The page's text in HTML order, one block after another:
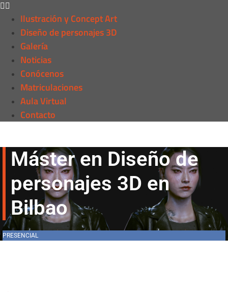
Ilustración y Concept Art
Diseño de personajes 3D
Galería
Noticias
Conócenos
Matriculaciones
Aula Virtual
Contacto
Máster en Diseño de
personajes 3D en
Bilbao
PRESENCIAL